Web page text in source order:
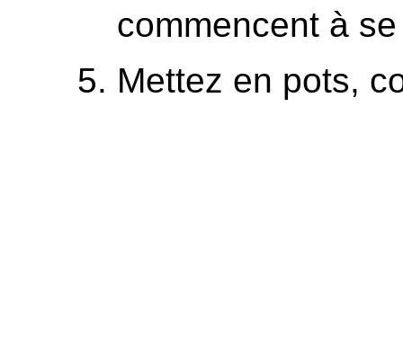
commencent à
Mettez en pots,